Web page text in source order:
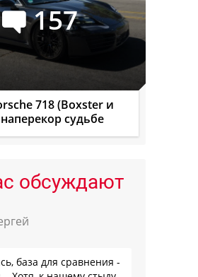
157
718 (Boxster и
судьбе
обсуждают
база для сравнения -